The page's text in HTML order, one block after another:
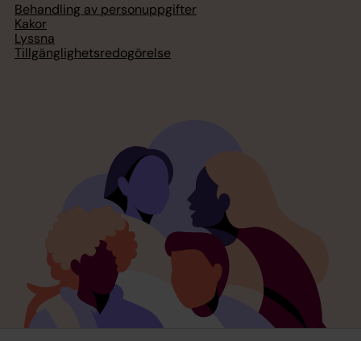
Behandling av personuppgifter
Kakor
Lyssna
Tillgänglighetsredogörelse